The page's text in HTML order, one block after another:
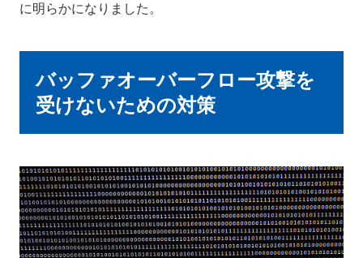
に明らかになりました。
バッファオーバーフロー攻撃を
受けないための対策